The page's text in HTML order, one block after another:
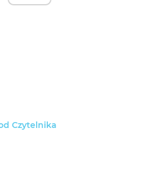
Czytelnika